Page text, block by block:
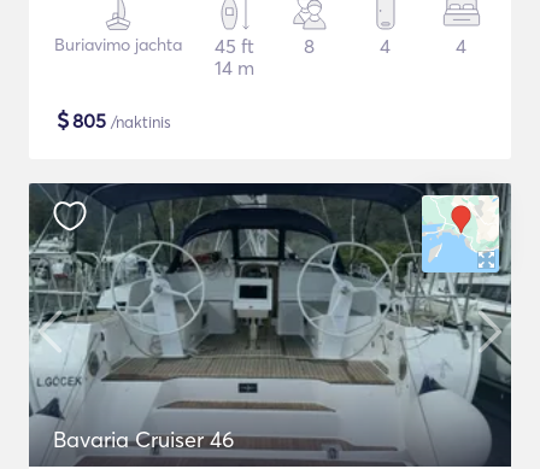
Buriavimo jachta
45 ft
14 m
8 4 4
$805 /naktinis
Bavaria Cruiser 46